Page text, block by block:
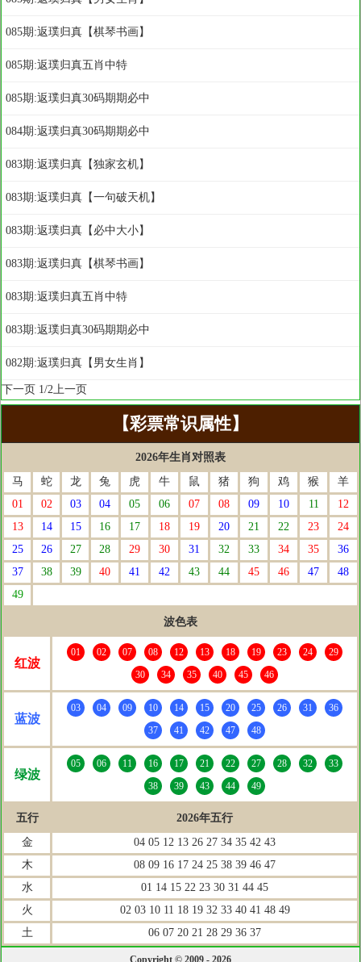
085期:返璞归真【棋琴书画】
085期:返璞归真五肖中特
085期:返璞归真30码期期必中
084期:返璞归真30码期期必中
083期:返璞归真【独家玄机】
083期:返璞归真【一句破天机】
083期:返璞归真【必中大小】
083期:返璞归真【棋琴书画】
083期:返璞归真五肖中特
083期:返璞归真30码期期必中
082期:返璞归真【男女生肖】
下一页 1/2上一页
【彩票常识属性】
2026年生肖对照表
马
蛇 龙 兔 虎 牛 鼠 猪 狗 鸡 猴
羊
01
02 03 04 05 06 07 08 09 10 11
12
13
14 15 16 17 18 19 20 21 22 23
24
25
26 27 28 29 30 31 32 33 34 35
36
37
38 39 40 41 42 43 44 45 46 47
48
49
波色表
红波
01 02 07 08 12 13 18 19 23 24
29
30
34 35 40 45 46
蓝波
03 04 09 10 14 15 20 25 26 31
36
37
41 42 47 48
绿波
05 06 11 16 17 21 22 27 28 32
33
38
39 43 44 49
五行
2026年五行
金
04 05 12 13 26 27 34 35 42 43
木
08 09 16 17 24 25 38 39 46 47
水
01 14 15 22 23 30 31 44 45
火
02 03 10 11 18 19 32 33 40 41 48 49
土
06 07 20 21 28 29 36 37
Copyright © 2009 - 2026